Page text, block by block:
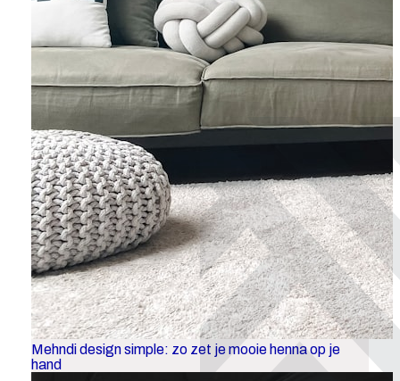
Mehndi design simple: zo zet je mooie henna op je
hand